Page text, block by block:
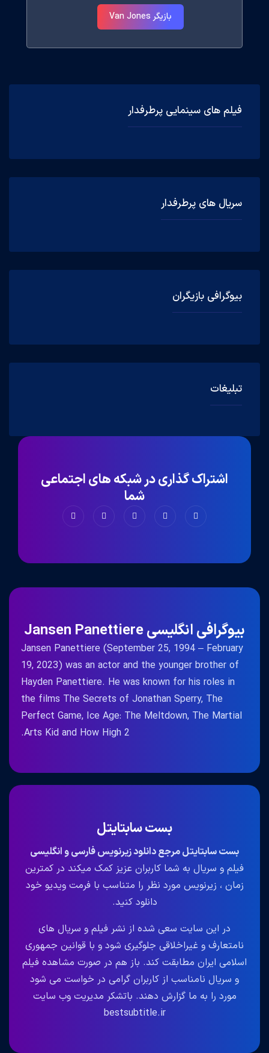
فیلم های سینمایی پرطرفدار
سریال های پرطرفدار
بیوگرافی بازیگران
تبلیغات
بازیگر Van Jones
اشتراک گذاری در شبکه های اجتماعی
شما
بیوگرافی انگلیسی Jansen Panettiere
Jansen Panettiere (September 25, 1994 – February
19, 2023) was an actor and the younger brother of
Hayden Panettiere. He was known for his roles in
the films The Secrets of Jonathan Sperry, The
Perfect Game, Ice Age: The Meltdown, The Martial
Arts Kid and How High 2.
بست سابتایتل
بست سابتایتل مرجع دانلود زیرنویس فارسی و انگلیسی
فیلم و سریال به شما کاربران عزیز کمک میکند در کمترین
زمان ، زیرنویس مورد نظر را متناسب با فرمت ویدیو خود
دانلود کنید.
در این سایت سعی شده از نشر فیلم و سریال های
نامتعارف و غیراخلاقی جلوگیری شود و با قوانین جمهوری
اسلامی ایران مطابقت کند. باز هم در صورت مشاهده فیلم
و سریال نامناسب از کاربران گرامی در خواست می شود
مورد را به ما گزارش دهند. باتشکر مدیریت وب سایت
bestsubtitle.ir